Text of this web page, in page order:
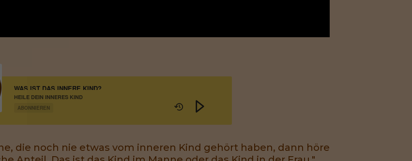
HEILE DEIN INNERES KIND
ABONNIEREN
WAS IST DAS INNERE KIND?
die noch nie etwas vom inneren Kind gehört haben, dann höre